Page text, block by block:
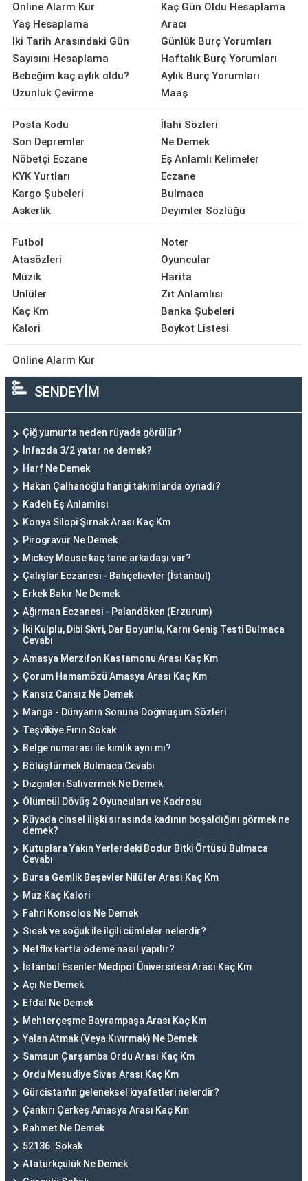
Online Alarm Kur
Yaş Hesaplama
İki Tarih Arasındaki Gün
Sayısını Hesaplama
Bebeğim kaç aylık oldu?
Uzunluk Çevirme
Kaç Gün Oldu Hesaplama
Aracı
Günlük Burç Yorumları
Haftalık Burç Yorumları
Aylık Burç Yorumları
Maaş
Posta Kodu
Son Depremler
Nöbetçi Eczane
KYK Yurtları
Kargo Şubeleri
Askerlik
İlahi Sözleri
Ne Demek
Eş Anlamlı Kelimeler
Eczane
Bulmaca
Deyimler Sözlüğü
Futbol
Atasözleri
Müzik
Ünlüler
Kaç Km
Kalori
Noter
Oyuncular
Harita
Zıt Anlamlısı
Banka Şubeleri
Boykot Listesi
Online Alarm Kur
SENDEYİM
Çiğ yumurta neden rüyada görülür?
İnfazda 3/2 yatar ne demek?
Harf Ne Demek
Hakan Çalhanoğlu hangi takımlarda oynadı?
Kadeh Eş Anlamlısı
Konya Silopi Şırnak Arası Kaç Km
Pirogravür Ne Demek
Mickey Mouse kaç tane arkadaşı var?
Çalışlar Eczanesi - Bahçelievler (İstanbul)
Erkek Bakır Ne Demek
Ağırman Eczanesi - Palandöken (Erzurum)
İki Kulplu, Dibi Sivri, Dar Boyunlu, Karnı Geniş Testi Bulmaca
Cevabı
Amasya Merzifon Kastamonu Arası Kaç Km
Çorum Hamamözü Amasya Arası Kaç Km
Kansız Cansız Ne Demek
Manga - Dünyanın Sonuna Doğmuşum Sözleri
Teşvikiye Fırın Sokak
Belge numarası ile kimlik aynı mı?
Bölüştürmek Bulmaca Cevabı
Dizginleri Salıvermek Ne Demek
Ölümcül Dövüş 2 Oyuncuları ve Kadrosu
Rüyada cinsel ilişki sırasında kadının boşaldığını görmek ne
demek?
Kutuplara Yakın Yerlerdeki Bodur Bitki Örtüsü Bulmaca
Cevabı
Bursa Gemlik Beşevler Nilüfer Arası Kaç Km
Muz Kaç Kalori
Fahri Konsolos Ne Demek
Sıcak ve soğuk ile ilgili cümleler nelerdir?
Netflix kartla ödeme nasıl yapılır?
İstanbul Esenler Medipol Üniversitesi Arası Kaç Km
Açı Ne Demek
Efdal Ne Demek
Mehterçeşme Bayrampaşa Arası Kaç Km
Yalan Atmak (Veya Kıvırmak) Ne Demek
Samsun Çarşamba Ordu Arası Kaç Km
Ordu Mesudiye Sivas Arası Kaç Km
Gürcistan'ın geleneksel kıyafetleri nelerdir?
Çankırı Çerkeş Amasya Arası Kaç Km
Rahmet Ne Demek
52136. Sokak
Atatürkçülük Ne Demek